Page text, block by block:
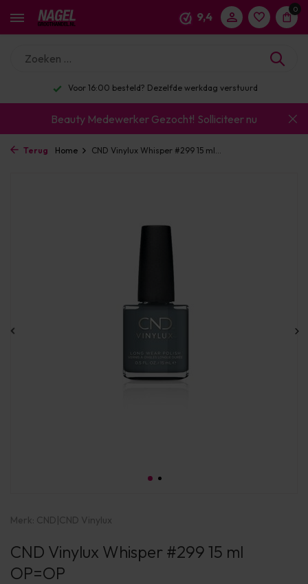
9,4
0
Voor 16:00 besteld? Dezelfde werkdag verstuurd
Beauty Medewerker Gezocht! Solliciteer nu
Terug Home CND Vinylux Whisper #299 15 ml...
Merk: CND|CND Vinylux
CND Vinylux Whisper #299 15 ml
OP=OP